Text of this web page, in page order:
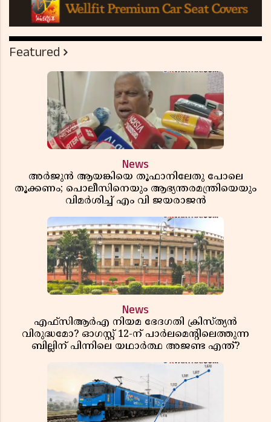
Featured
News
അർജുൻ ആയങ്കിയെ തൂഫാനിലേതു പോലെ
തൂക്കണം; പൊലീസിനെയും ആഭ്യന്തരമന്ത്രിയെയും
വിമർശിച്ച് എം വി ജയരാജൻ
News
എഫ്സിആർഎ നിയമ ഭേദഗതി ക്രിസ്ത്യൻ
വിരുദ്ധമോ? ഓഗസ്റ്റ് 12-ന് പാർലമെന്റിലെത്തുന്ന
ബില്ലിന് പിന്നിലെ യഥാർത്ഥ അജണ്ട എന്ത്?